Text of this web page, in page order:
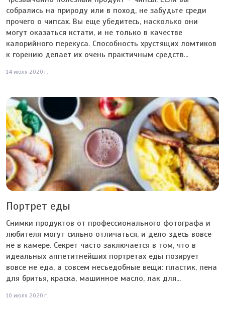
собрались на природу или в поход, не забудьте среди
прочего о чипсах. Вы еще убедитесь, насколько они
могут оказаться кстати, и не только в качестве
калорийного перекуса. Способность хрустящих ломтиков
к горению делает их очень практичным средств...
14 июля 2020 г.
Портрет еды
Снимки продуктов от профессионального фотографа и
любителя могут сильно отличаться, и дело здесь вовсе
не в камере. Секрет часто заключается в том, что в
идеальных аппетитнейших портретах еды позирует
вовсе не еда, а совсем несъедобные вещи: пластик, пена
для бритья, краска, машинное масло, лак для...
10 июля 2020 г.